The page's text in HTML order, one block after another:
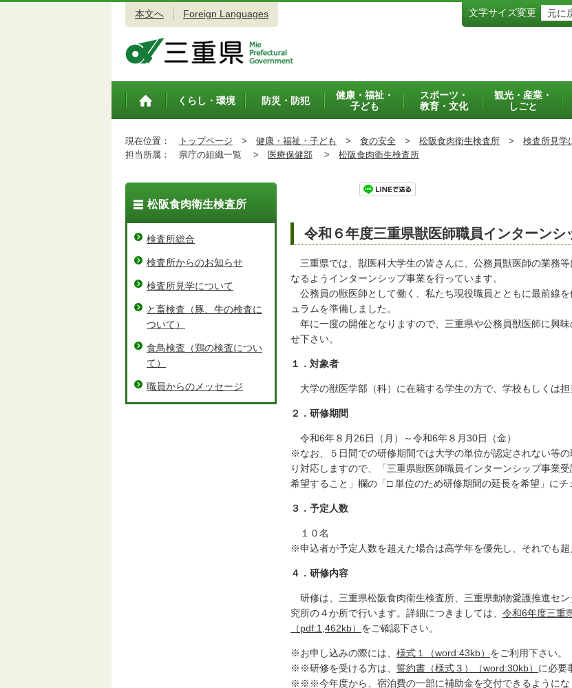
本文へ Foreign Languages 文字サイズ変更 元に
トップペ
くらし・環境 防災・防犯
健康・福祉・
子ども
スポーツ・
教育・文化
観光・産業・
しごと
現在位置： トップページ > 健康・福祉・子ども > 食の安全 > 松阪食肉衛生検査所 > 検査所見学
担当所属：
県庁の組織一覧 > 医療保健部 > 松阪食肉衛生検査所
令和６年度三重県獣医師職員インターンシ
三重県では、獣医科大学生の皆さんに、公務員獣医師の業務
なるようインターンシップ事業を行っています。
公務員の獣医師として働く、私たち現役職員とともに最前線
ュラムを準備しました。
年に一度の開催となりますので、三重県や公務員獣医師に興
せ下さい。
１．対象者
大学の獣医学部（科）に在籍する学生の方で、学校もしくは
２．研修期間
令和6年８月26日（月）～令和6年８月30日（金）
※なお、５日間での研修期間では大学の単位が認定されない等
り対応しますので、「三重県獣医師職員インターンシップ事業
希望すること」欄の「□ 単位のため研修期間の延長を希望」にチ
３．予定人数
１０名
※申込者が予定人数を超えた場合は高学年を優先し、それでも超
４．研修内容
研修は、三重県松阪食肉衛生検査所、三重県動物愛護推進セ
究所の４か所で行います。詳細につきましては、 令和6年度三重
（pdf:1,462kb） をご確認下さい。
※お申し込みの際には、 様式１（word:43kb） をご利用下さい。
※※研修を受ける方は、 誓約書（様式３）（word:30kb） に必要
※※※今年度から、宿泊費の一部に補助金を交付できるようにな
松阪食肉衛生検査所
検査所総合
検査所からのお知らせ
検査所見学について
と畜検査（豚、牛の検査に
ついて）
食鳥検査（鶏の検査につい
て）
職員からのメッセージ